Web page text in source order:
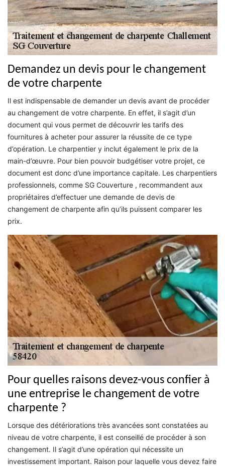
Demandez un devis pour le changement
de votre charpente
Il est indispensable de demander un devis avant de procéder
au changement de votre charpente. En effet, il s’agit d’un
document qui vous permet de découvrir les tarifs des
fournitures à acheter pour assurer la réussite de ce type
d’opération. Le charpentier y inclut également le prix de la
main-d’œuvre. Pour bien pouvoir budgétiser votre projet, ce
document est donc d’une importance capitale. Les charpentiers
professionnels, comme SG Couverture , recommandent aux
propriétaires d’effectuer une demande de devis de
changement de charpente afin qu’ils puissent comparer les
prix.
Pour quelles raisons devez-vous confier à
une entreprise le changement de votre
charpente ?
Lorsque des détériorations très avancées sont constatées au
niveau de votre charpente, il est conseillé de procéder à son
changement. Il s’agit d’une opération qui nécessite un
investissement important. Raison pour laquelle vous devez faire